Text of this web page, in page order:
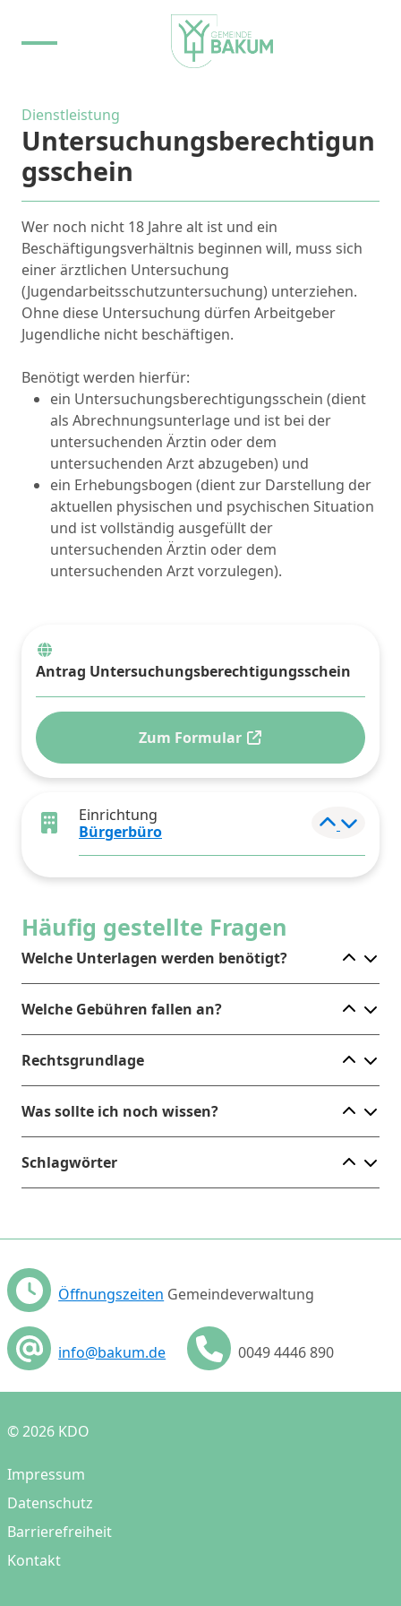
Dienstleistung
Untersuchungsberechtigun
gsschein
Antrag Untersuchungsberechtigungsschein
Zum Formular
Wer noch nicht 18 Jahre alt ist und ein
Beschäftigungsverhältnis beginnen will, muss sich
einer ärztlichen Untersuchung
(Jugendarbeitsschutzuntersuchung) unterziehen.
Ohne diese Untersuchung dürfen Arbeitgeber
Jugendliche nicht beschäftigen.
Benötigt werden hierfür:
ein Untersuchungsberechtigungsschein (dient
als Abrechnungsunterlage und ist bei der
untersuchenden Ärztin oder dem
untersuchenden Arzt abzugeben) und
ein Erhebungsbogen (dient zur Darstellung der
aktuellen physischen und psychischen Situation
und ist vollständig ausgefüllt der
untersuchenden Ärztin oder dem
untersuchenden Arzt vorzulegen).
Einrichtung
Bürgerbüro
Häufig gestellte Fragen
Welche Unterlagen werden benötigt?
Welche Gebühren fallen an?
Rechtsgrundlage
Was sollte ich noch wissen?
Schlagwörter
Öffnungszeiten Gemeindeverwaltung
info@bakum.de 0049 4446 890
© 2026 KDO
Impressum
Datenschutz
Barrierefreiheit
Kontakt